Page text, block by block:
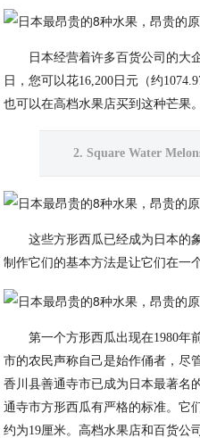
日本经营着许多百货公司的大
日，您可以花16,200日元（约
也可以在高档水果店买到这种芒果。
2. Square Water
这些方形西瓜已经成为日本的
制作它们的基本方法是让它们在一
第一个方形西瓜出现在1980年
市的农民声称自己是始作俑者，尽
香川县善通寺市已成为日本最著名
通寺市方形西瓜有严格的标准。它
约为19厘米。高档水果店和百货公